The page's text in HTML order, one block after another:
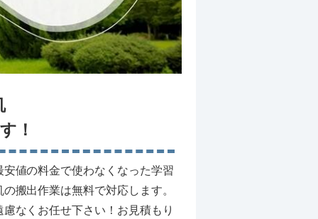
！
値の料金で使わなくなった学習
搬出作業は無料で対応します。
なくお任せ下さい！お見積もり